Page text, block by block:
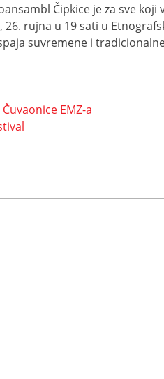
Čipkice je za sve
26. rujna u 19 sati u
suvremene i
EMZ-a